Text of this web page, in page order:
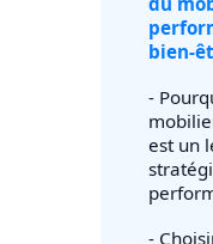
-
est un
-